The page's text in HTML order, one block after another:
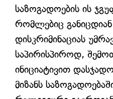
საზოგადოების ის
რომლებიც
დისკრიმინაციას
საპირისპიროდ,
ინიციატივით
მიზანს